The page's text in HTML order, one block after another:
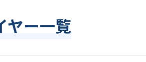
ヤー一覧